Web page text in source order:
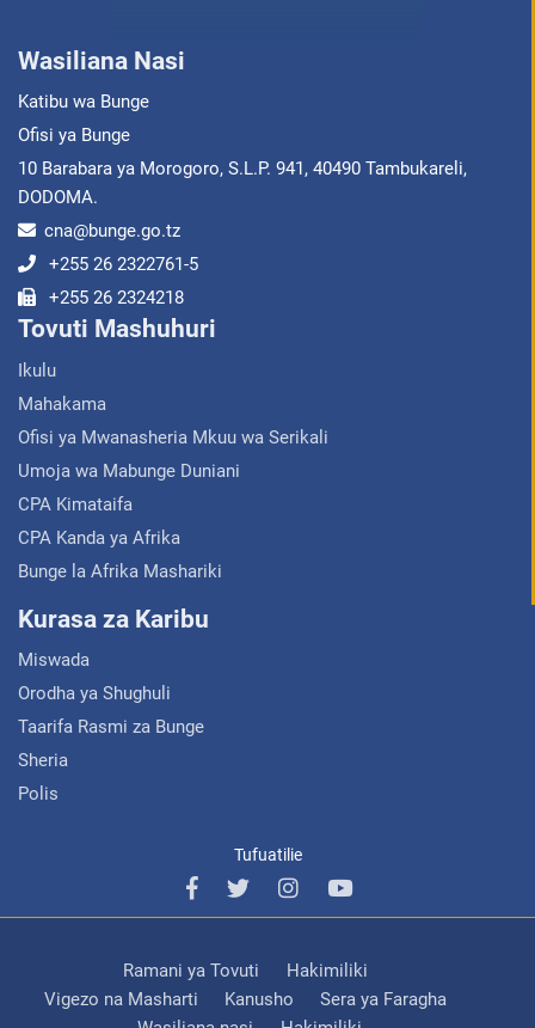
Wasiliana Nasi
Katibu wa Bunge
Ofisi ya Bunge
10 Barabara ya Morogoro, S.L.P. 941, 40490 Tambukareli,
DODOMA.
cna@bunge.go.tz
+255 26 2322761-5
+255 26 2324218
Tovuti Mashuhuri
Ikulu
Mahakama
Ofisi ya Mwanasheria Mkuu wa Serikali
Umoja wa Mabunge Duniani
CPA Kimataifa
CPA Kanda ya Afrika
Bunge la Afrika Mashariki
Kurasa za Karibu
Miswada
Orodha ya Shughuli
Taarifa Rasmi za Bunge
Sheria
Polis
Tufuatilie
Ramani ya Tovuti
Hakimiliki
Vigezo na Masharti
Kanusho
Sera ya Faragha